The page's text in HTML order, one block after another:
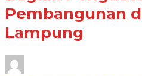
Pembangunan
Lampung